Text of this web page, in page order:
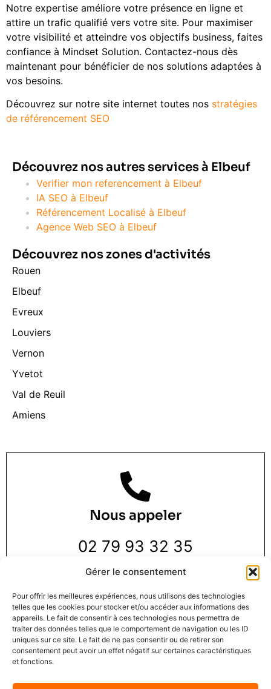
Gérer le consentement
Pour offrir les meilleures expériences, nous utilisons des technologies
telles que les cookies pour stocker et/ou accéder aux informations des
appareils. Le fait de consentir à ces technologies nous permettra de
traiter des données telles que le comportement de navigation ou les ID
uniques sur ce site. Le fait de ne pas consentir ou de retirer son
consentement peut avoir un effet négatif sur certaines caractéristiques
et fonctions.
Notre expertise améliore votre présence en ligne et
attire un trafic qualifié vers votre site. Pour maximiser
votre visibilité et atteindre vos objectifs business, faites
confiance à Mindset Solution. Contactez-nous dès
maintenant pour bénéficier de nos solutions adaptées à
vos besoins.
Découvrez sur notre site internet toutes nos stratégies
de référencement SEO
Découvrez nos autres services à Elbeuf
Verifier mon referencement à Elbeuf
IA SEO à Elbeuf
Référencement Localisé à Elbeuf
Agence Web SEO à Elbeuf
Découvrez nos zones d'activités
Rouen
Elbeuf
Evreux
Louviers
Vernon
Yvetot
Val de Reuil
Amiens
Nous appeler
02 79 93 32 35
Nous trouver
3 Rue de la Pie 1 er étage,